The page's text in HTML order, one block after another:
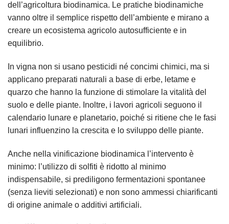
dell’agricoltura biodinamica. Le pratiche biodinamiche
vanno oltre il semplice rispetto dell’ambiente e mirano a
creare un ecosistema agricolo autosufficiente e in
equilibrio.
In vigna non si usano pesticidi né concimi chimici, ma si
applicano preparati naturali a base di erbe, letame e
quarzo che hanno la funzione di stimolare la vitalità del
suolo e delle piante. Inoltre, i lavori agricoli seguono il
calendario lunare e planetario, poiché si ritiene che le fasi
lunari influenzino la crescita e lo sviluppo delle piante.
Anche nella vinificazione biodinamica l’intervento è
minimo: l’utilizzo di solfiti è ridotto al minimo
indispensabile, si prediligono fermentazioni spontanee
(senza lieviti selezionati) e non sono ammessi chiarificanti
di origine animale o additivi artificiali.